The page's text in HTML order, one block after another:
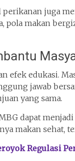
perikanan juga
pola makan
efek edukasi.
jawab
yang sama.
dapat
makan sehat,
Regulasi